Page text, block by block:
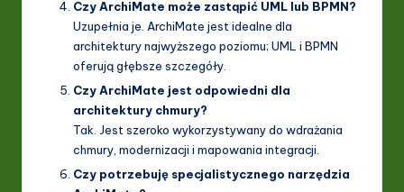
Czy ArchiMate może zastąpić UML lub BPMN?
Uzupełnia je. ArchiMate jest idealne dla
architektury najwyższego poziomu; UML i BPMN
oferują głębsze szczegóły.
Czy ArchiMate jest odpowiedni dla
architektury chmury?
Tak. Jest szeroko wykorzystywany do wdrażania
chmury, modernizacji i mapowania integracji.
Czy potrzebuję specjalistycznego narzędzia